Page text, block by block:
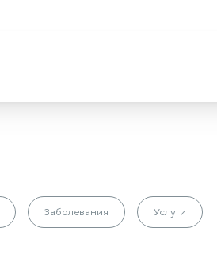
Заболевания Услуги